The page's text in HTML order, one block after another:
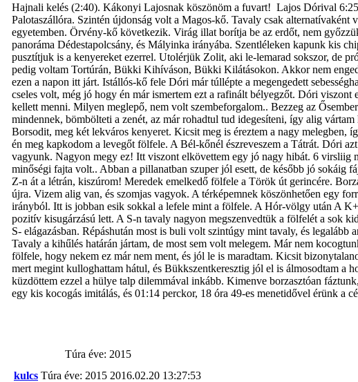
Hajnali kelés (2:40). Kákonyi Lajosnak köszönöm a fuvart! Lajos Dórival
Palotaszállóra. Szintén újdonság volt a Magos-kő. Tavaly csak
egyetemben. Örvény-kő következik. Virág illat borítja be az erdőt, nem
panoráma Dédestapolcsány, és Mályinka irányába. Szentléleken kapunk kis
pusztítjuk is a kenyereket ezerrel. Utolérjük Zolit, aki le-lemarad sokszor, de
pedig voltam Tortúrán, Bükki Kihíváson, Bükki Kilátásokon. Akkor nem
ezen a napon itt járt. Istállós-kő fele Dóri már túllépte a megengedett
cseles volt, még jó hogy én már ismertem ezt a rafinált bélyegzőt. Dóri
kellett menni. Milyen meglepő, nem volt szembeforgalom.. Bezzeg az
mindennek, bömbölteti a zenét, az már rohadtul tud idegesíteni, így alig
Borsodit, meg két lekváros kenyeret. Kicsit meg is éreztem a nagy
én meg kapkodom a levegőt fölfele. A Bél-kőnél észreveszem a Tátrát. Dóri
vagyunk. Nagyon megy ez! Itt viszont elkövettem egy jó nagy hibát. 6 virsliig
minőségi fajta volt.. Abban a pillanatban szuper jól esett, de később jó sokáig
Z-n át a létrán, kiszúrom! Meredek emelkedő fölfele a Török út gerincére.
újra. Vizem alig van, és szomjas vagyok. A térképemnek köszönhetően egy
irányból. Itt is jobban esik sokkal a lefele mint a fölfele. A Hór-völgy után A
pozitív kisugárzású lett. A S-n tavaly nagyon megszenvedtük a fölfelét a sok
S- elágazásban. Répáshután most is buli volt szintúgy mint tavaly, és
Tavaly a kihűlés határán jártam, de most sem volt melegem. Már nem
fölfele, hogy nekem ez már nem ment, és jól le is maradtam. Kicsit
mert megint kulloghattam hátul, és Bükkszentkeresztig jól el is álmosodtam a
küzdöttem ezzel a hülye talp dilemmával inkább. Kimenve borzasztóan
egy kis kocogás imitálás, és 01:14 perckor, 18 óra 49-es menetidővel érünk a
Túra éve: 2015
kulcs Túra éve: 2015 2016.02.20 13:27:53